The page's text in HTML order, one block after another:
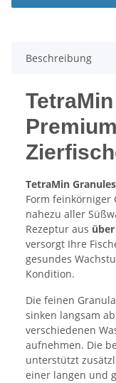
Beschreibung
TetraMin Granules
Form
nahezu aller
Rezeptur aus
versorgt Ihre
gesundes
Kondition.
Die feinen
sinken langsam
verschiedenen
aufnehmen. Die
unterstützt
einer langen und